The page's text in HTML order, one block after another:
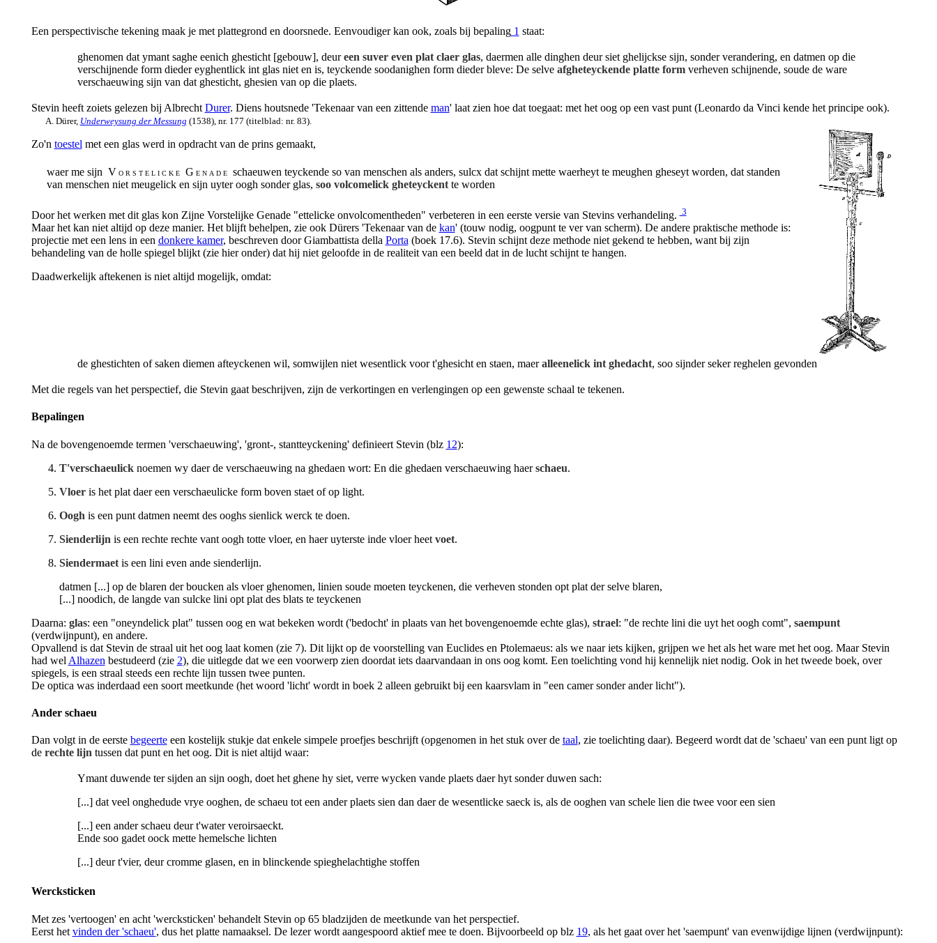
Een perspectivische tekening maak je met plattegrond en doorsnede. Eenvoudiger kan ook, zoals bij bepaling1 staat:
ghenomen dat ymant saghe eenich ghesticht [gebouw], deureen suver even plat claer glas, daermen alle dinghen deur siet ghelijckse sijn, sonder verandering, en datmen op die
verschijnende form dieder eyghentlick int glas niet en is, teyckende soodanighen form dieder bleve: De selve afgheteyckende platte formverheven schijnende, soude de ware
verschaeuwing sijn van dat ghesticht, ghesien van op die plaets.
Stevin heeft zoiets gelezen bij Albrecht Durer. Diens houtsnede 'Tekenaar van een zittende man' laat zien hoe dat toegaat: met het oog op een vast punt (Leonardo da Vinci kende het principe ook).
A. Dürer, Underweysung der Messung (1538), nr. 177 (titelblad: nr. 83).
Zo'n toestel met een glas werd in opdracht van de prins gemaakt,
waer me sijn V O R S T E L I C K EG E N A D Eschaeuwen teyckende so van menschen als anders, sulcx dat schijnt mette waerheyt te meughen gheseyt worden, dat standen
van menschen niet meugelick en sijn uyter oogh sonder glas, soo volcomelick gheteyckentte worden
Door het werken met dit glas kon Zijne Vorstelijke Genade "ettelicke onvolcomentheden" verbeteren in een eerste versie van Stevins verhandeling. 3
Maar het kan niet altijd op deze manier. Het blijft behelpen, zie ook Dürers 'Tekenaar van de kan' (touw nodig, oogpunt te ver van scherm). De andere praktische methode is:
projectie met een lens in een donkere kamer, beschreven door Giambattista della Porta (boek 17.6). Stevin schijnt deze methode niet gekend te hebben, want bij zijn
behandeling van de holle spiegel blijkt (zie hier onder) dat hij niet geloofde in de realiteit van een beeld dat in de lucht schijnt te hangen.
Daadwerkelijk aftekenen is niet altijd mogelijk, omdat:
de ghestichten of saken diemen afteyckenen wil, somwijlen niet wesentlick voor t'ghesicht en staen, maeralleenelick int ghedacht, soo sijnder seker reghelen gevonden
Met die regels van het perspectief, die Stevin gaat beschrijven, zijn de verkortingen en verlengingen op een gewenste schaal te tekenen.
Bepalingen
Na de bovengenoemde termen 'verschaeuwing', 'gront-, stantteyckening' definieert Stevin (blz 12):
T'verschaeulicknoemen wy daer de verschaeuwing na ghedaen wort: En die ghedaen verschaeuwing haerschaeu.
Vloeris het plat daer een verschaeulicke form boven staet of op light.
Oogh is een punt datmen neemt des ooghs sienlick werck te doen.
Sienderlijn is een rechte rechte vant oogh totte vloer, en haer uyterste inde vloer heet voet.
Siendermaetis een lini even ande sienderlijn.
datmen [...] op de blaren der boucken als vloer ghenomen, linien soude moeten teyckenen, die verheven stonden opt plat der selve blaren,
[...] noodich, de langde van sulcke lini opt plat des blats te teyckenen
Daarna: glas: een "oneyndelick plat" tussen oog en wat bekeken wordt ('bedocht' in plaats van het bovengenoemde echte glas), strael: "de rechte lini die uyt het oogh comt", saempunt
(verdwijnpunt), en andere.
Opvallend is dat Stevin de straal uit het oog laat komen (zie 7). Dit lijkt op de voorstelling van Euclides en Ptolemaeus: als we naar iets kijken, grijpen we het als het ware met het oog. Maar Stevin
had wel Alhazen bestudeerd (zie 2), die uitlegde dat we een voorwerp zien doordat iets daarvandaan in ons oog komt. Een toelichting vond hij kennelijk niet nodig. Ook in het tweede boek, over
spiegels, is een straal steeds een rechte lijn tussen twee punten.
De optica was inderdaad een soort meetkunde (het woord 'licht' wordt in boek 2 alleen gebruikt bij een kaarsvlam in "een camer sonder ander licht").
Ander schaeu
Dan volgt in de eerste begeerteeen kostelijk stukje dat enkele simpele proefjes beschrijft (opgenomen in het stuk over de taal, zie toelichting daar). Begeerd wordt dat de 'schaeu' van een punt ligt op
de rechte lijn tussen dat punt en het oog. Dit is niet altijd waar:
Ymant duwende ter sijden an sijn oogh, doet het ghene hy siet, verre wycken vande plaets daer hyt sonder duwen sach:
[...] dat veel onghedude vrye ooghen, de schaeu tot een ander plaets sien dan daer de wesentlicke saeck is, als de ooghen van schele lien die twee voor een sien
[...] een ander schaeu deur t'water veroirsaeckt.
Ende soo gadet oock mette hemelsche lichten
[...] deur t'vier, deur cromme glasen, en in blinckende spieghelachtighe stoffen
Wercksticken
Met zes 'vertoogen' en acht 'wercksticken' behandelt Stevin op 65 bladzijden de meetkunde van het perspectief.
Eerst het vinden der 'schaeu', dus het platte namaaksel. De lezer wordt aangespoord aktief mee te doen. Bijvoorbeeld op blz 19, als het gaat over het 'saempunt' van evenwijdige lijnen (verdwijnpunt):